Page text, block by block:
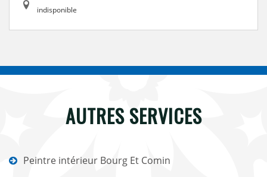
indisponible
AUTRES SERVICES
Peintre intérieur Bourg Et Comin